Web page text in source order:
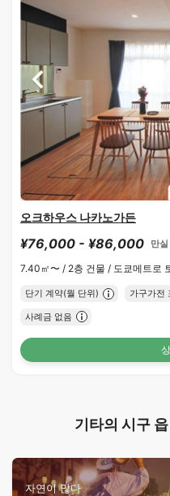
오크하우스 나카노가든
¥76,000 - ¥86,000 만실
7.40㎡〜 / 2층 건물 / 도쿄메트로
단기 계약(월 단위) 가구가전
사례금 없음
기타의 시구
자연이 많다